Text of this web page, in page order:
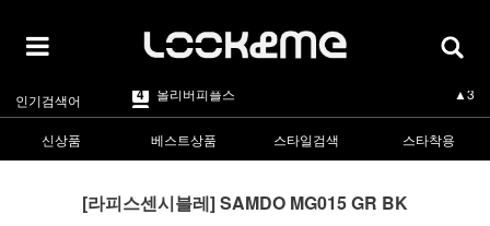
인기검색어
2 마스카 ▲3
린드버그 ▼-2
5 카렌워커 ▲1
1 라피스센시블레
▲3
신상품
베스트상품 스타일검색 스타착용
[라피스센시블레] SAMDO MG015 GR BK